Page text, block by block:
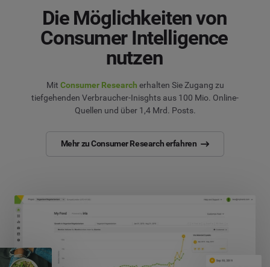
Die Möglichkeiten von
Consumer Intelligence
nutzen
Mit Consumer Research erhalten Sie Zugang zu
tiefgehenden Verbraucher-Inisghts aus 100 Mio. Online-
Quellen und über 1,4 Mrd. Posts.
Mehr zu Consumer Research erfahren